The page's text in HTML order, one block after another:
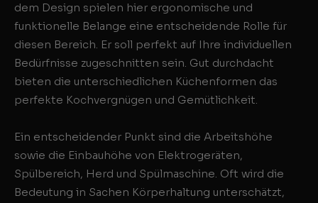
dem Design spielen hier ergonomische und
funktionelle Belange eine entscheidende Rolle für
diesen Bereich. Er soll perfekt auf Ihre individuellen
Bedürfnisse zugeschnitten sein. Gut durchdacht
bieten die unterschiedlichen Küchenformen das
perfekte Kochvergnügen und Gemütlichkeit.
Ein entscheidender Punkt sind die Arbeitshöhe
sowie die Einbauhöhe von Elektrogeräten,
Spülbereich, Herd und Spülmaschine. Oft wird die
Bedeutung in Sachen Körperhaltung unterschätzt,